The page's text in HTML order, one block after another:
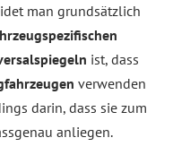
man grundsätzlich
ist, dass
verwenden
darin, dass sie zum
anliegen.